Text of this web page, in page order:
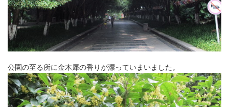
公園の至る所に金木犀の香りが漂っていまいました。